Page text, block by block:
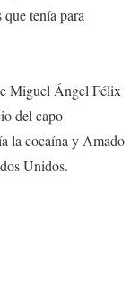
tenía para
Miguel Ángel Félix
del capo
la cocaína y Amado
Unidos.